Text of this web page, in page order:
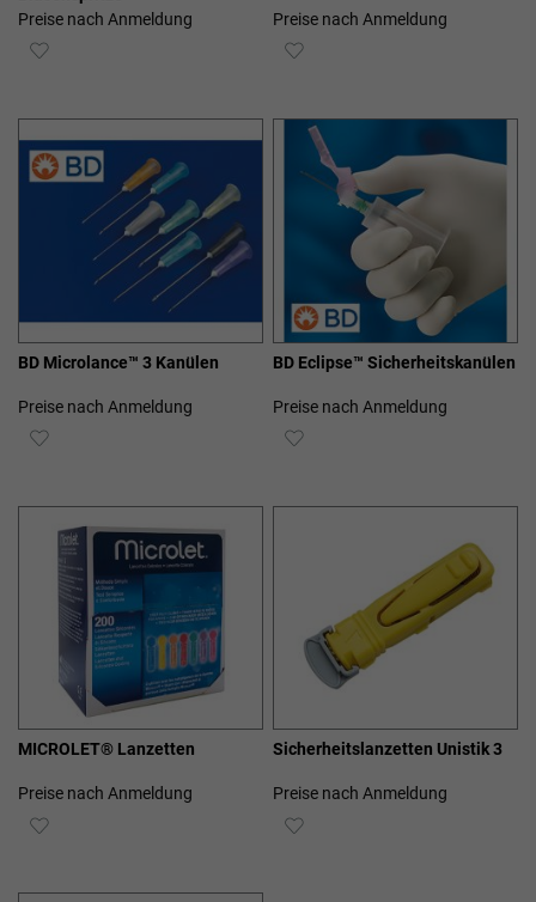
Preise nach Anmeldung
ZUR
Preise nach Anmeldung
ZUR
HINZUFÜGEN
BD Microlance™ 3 Kanülen
Preise nach Anmeldung
ZUR
BD Eclipse™ Sicherheitskanülen
Preise nach Anmeldung
ZUR
MICROLET® Lanzetten
Preise nach Anmeldung
ZUR
Sicherheitslanzetten Unistik 3
Preise nach Anmeldung
ZUR